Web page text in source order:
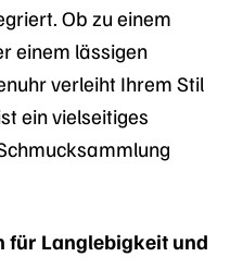
Ob zu einem
einem lässigen
verleiht Ihrem Stil
ein vielseitiges
für Langlebigkeit und